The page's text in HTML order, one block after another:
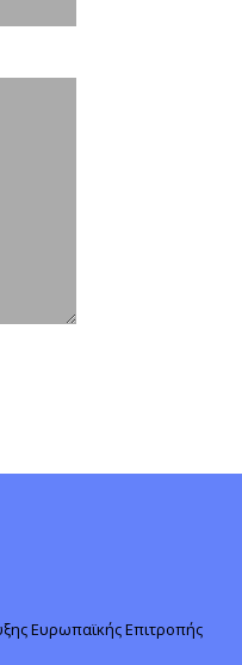
Ευρωπαϊκής Επιτροπής